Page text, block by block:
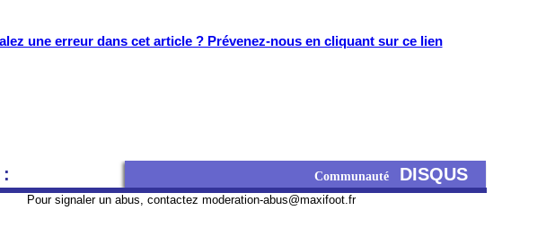
une erreur dans cet article ? Prévenez-nous en cliquant sur ce lien
Communauté DISQUS
Pour signaler un abus, contactez moderation-abus@maxifoot.fr